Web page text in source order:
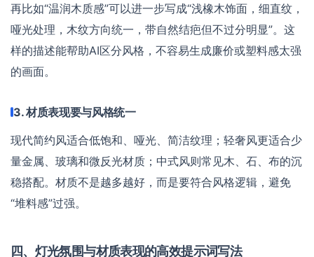
再比如“温润木质感”可以进一步写成“浅橡木饰面，细直纹，
哑光处理，木纹方向统一，带自然结疤但不过分明显”。这
样的描述能帮助AI区分风格，不容易生成廉价或塑料感太强
的画面。
3. 材质表现要与风格统一
现代简约风适合低饱和、哑光、简洁纹理；轻奢风更适合少
量金属、玻璃和微反光材质；中式风则常见木、石、布的沉
稳搭配。材质不是越多越好，而是要符合风格逻辑，避免
“堆料感”过强。
四、灯光氛围与材质表现的高效提示词写法